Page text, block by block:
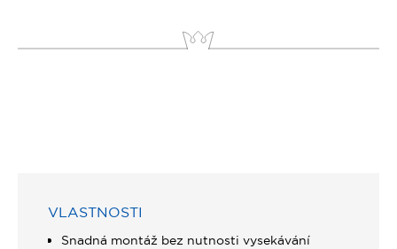
VLASTNOSTI
Snadná montáž bez nutnosti vysekávání